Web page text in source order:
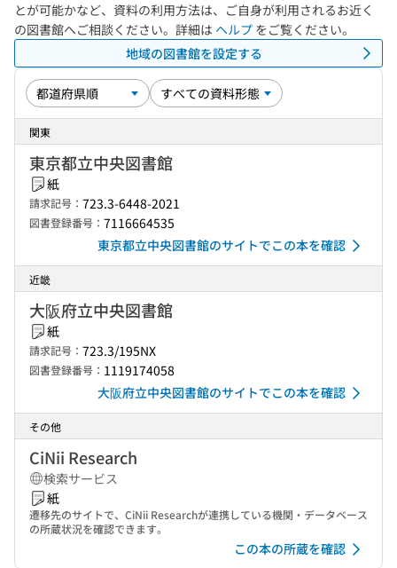
とが可能かなど、資料の利用方法は、ご自身が利用されるお近く
の図書館へご相談ください。詳細は ヘルプ をご覧ください。
地域の図書館を設定する
関東
東京都立中央図書館
紙
請求記号： 723.3-6448-2021
図書登録番号： 7116664535
東京都立中央図書館のサイトでこの本を確認
近畿
大阪府立中央図書館
紙
請求記号： 723.3/195NX
図書登録番号： 1119174058
大阪府立中央図書館のサイトでこの本を確認
その他
CiNii Research
検索サービス
紙
遷移先のサイトで、CiNii Researchが連携している機関・データベース
の所蔵状況を確認できます。
この本の所蔵を確認